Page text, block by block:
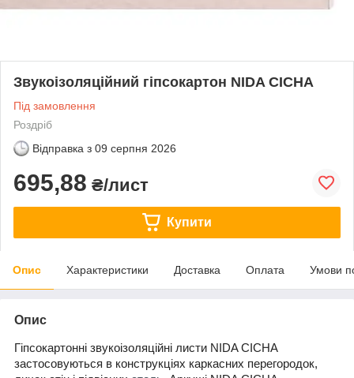
Звукоізоляційний гіпсокартон NIDA CICHA
Під замовлення
Роздріб
Відправка з 09 серпня 2026
695,88 ₴/лист
Купити
Опис Характеристики Доставка Оплата Умови
Опис
Гіпсокартонні звукоізоляційні листи NIDA CICHA
застосовуються в конструкціях каркасних перегородок,